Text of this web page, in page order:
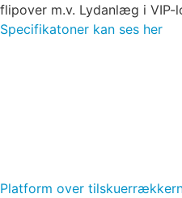
flipover m.v. Lydanlæg i VIP-
Specifikatoner kan ses her
Platform over